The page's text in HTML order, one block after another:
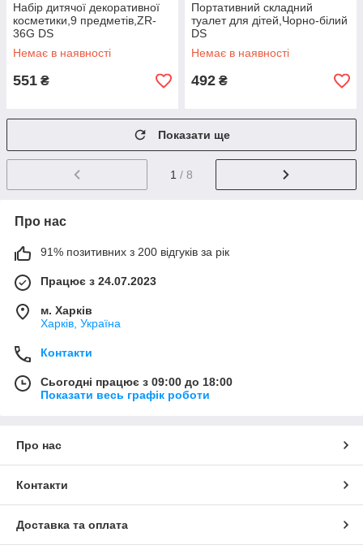
Набір дитячої декоративної
косметики,9 предметів,ZR-
36G DS
Немає в наявності
551 ₴
Портативний складний
туалет для дітей,Чорно-білий
DS
Немає в наявності
492 ₴
Показати ще
1 / 8
Про нас
91% позитивних з 200 відгуків за рік
Працює з 24.07.2023
м. Харків
Харків, Україна
Контакти
Сьогодні працює з 09:00 до 18:00
Показати весь графік роботи
Про нас
Контакти
Доставка та оплата